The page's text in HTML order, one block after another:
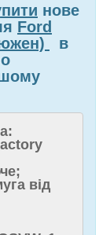
нове
Ford
в
від